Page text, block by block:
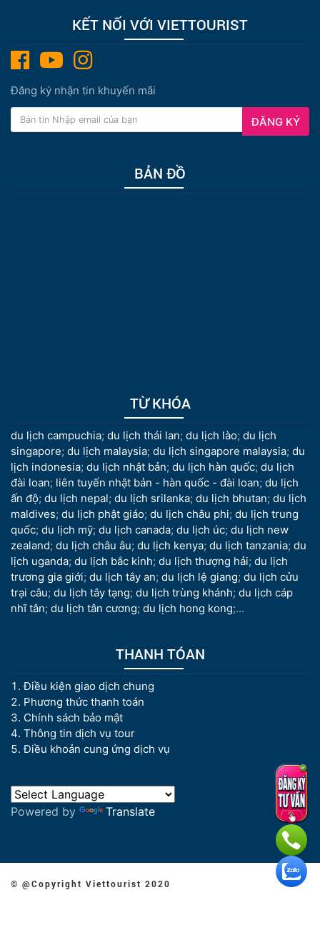
KẾT NỐI VỚI VIETTOURIST
Đăng ký nhận tin khuyến mãi
ĐĂNG KÝ
BẢN ĐỒ
TỪ KHÓA
du lịch campuchia; du lịch thái lan; du lịch lào; du lịch
singapore; du lịch malaysia; du lịch singapore malaysia; du
lịch indonesia; du lịch nhật bản; du lịch hàn quốc; du lịch
đài loan; liên tuyến nhật bản - hàn quốc - đài loan; du lịch
ấn độ; du lịch nepal; du lịch srilanka; du lịch bhutan; du lịch
maldives; du lịch phật giáo; du lịch châu phi; du lịch trung
quốc; du lịch mỹ; du lịch canada; du lịch úc; du lịch new
zealand; du lịch châu âu; du lịch kenya; du lịch tanzania; du
lịch uganda; du lịch bắc kinh; du lịch thượng hải; du lịch
trương gia giới; du lịch tây an; du lịch lệ giang; du lịch cửu
trại câu; du lịch tây tạng; du lịch trùng khánh; du lịch cáp
nhĩ tân; du lịch tân cương; du lịch hong kong;...
THANH TÓAN
Điều kiện giao dịch chung
Phương thức thanh toán
Chính sách bảo mật
Thông tin dịch vụ tour
Điều khoản cung ứng dịch vụ
Powered by Translate
© @Copyright Viettourist 2020